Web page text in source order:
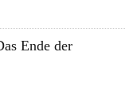
Ende der